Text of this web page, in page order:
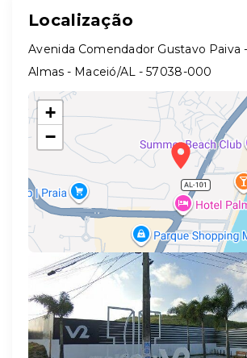
Localização
Avenida Comendador Gustavo Paiva
Almas - Maceió/AL - 57038-000
+
−